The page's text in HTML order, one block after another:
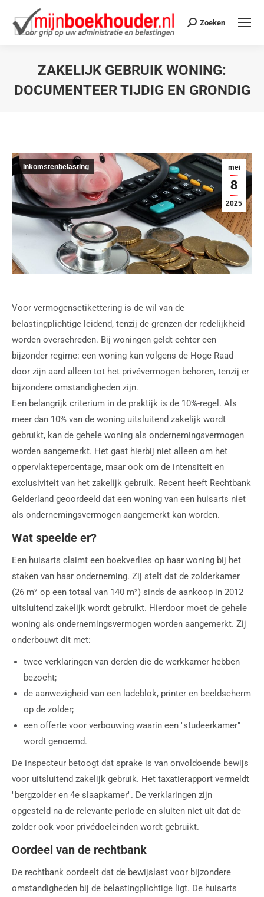
Zoeken
ZAKELIJK GEBRUIK WONING:
DOCUMENTEER TIJDIG EN GRONDIG
mei
8
2025
Inkomstenbelasting
Voor vermogensetikettering is de wil van de
belastingplichtige leidend, tenzij de grenzen der redelijkheid
worden overschreden. Bij woningen geldt echter een
bijzonder regime: een woning kan volgens de Hoge Raad
door zijn aard alleen tot het privévermogen behoren, tenzij er
bijzondere omstandigheden zijn.
Een belangrijk criterium in de praktijk is de 10%-regel. Als
meer dan 10% van de woning uitsluitend zakelijk wordt
gebruikt, kan de gehele woning als ondernemingsvermogen
worden aangemerkt. Het gaat hierbij niet alleen om het
oppervlaktepercentage, maar ook om de intensiteit en
exclusiviteit van het zakelijk gebruik. Recent heeft Rechtbank
Gelderland geoordeeld dat een woning van een huisarts niet
als ondernemingsvermogen aangemerkt kan worden.
Wat speelde er?
Een huisarts claimt een boekverlies op haar woning bij het
staken van haar onderneming. Zij stelt dat de zolderkamer
(26 m² op een totaal van 140 m²) sinds de aankoop in 2012
uitsluitend zakelijk wordt gebruikt. Hierdoor moet de gehele
woning als ondernemingsvermogen worden aangemerkt. Zij
onderbouwt dit met:
twee verklaringen van derden die de werkkamer hebben
bezocht;
de aanwezigheid van een ladeblok, printer en beeldscherm
op de zolder;
een offerte voor verbouwing waarin een "studeerkamer"
wordt genoemd.
De inspecteur betoogt dat sprake is van onvoldoende bewijs
voor uitsluitend zakelijk gebruik. Het taxatierapport vermeldt
"bergzolder en 4e slaapkamer". De verklaringen zijn
opgesteld na de relevante periode en sluiten niet uit dat de
zolder ook voor privédoeleinden wordt gebruikt.
Oordeel van de rechtbank
De rechtbank oordeelt dat de bewijslast voor bijzondere
omstandigheden bij de belastingplichtige ligt. De huisarts